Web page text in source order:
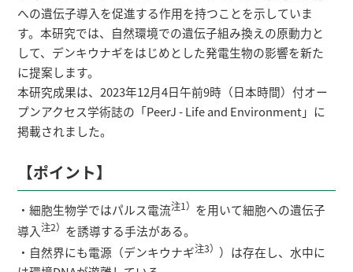
への遺伝子導入を促進する作用を持つことを示していま
す。本研究では、自然環境での遺伝子組み換えの原動力と
して、デンキウナギをはじめとした発電生物の影響を新た
に提案します。
本研究成果は、2023年12月4日午前9時（日本時間）付オー
プンアクセス学術誌の「PeerJ - Life and Environment」に
掲載されました。
【ポイント】
・細胞生物学ではパルス電流注1） を用いて細胞への遺伝子
導入注2） を誘導する手法がある。
・自然界にも電源（デンキウナギ注3） ）は存在し、水中に